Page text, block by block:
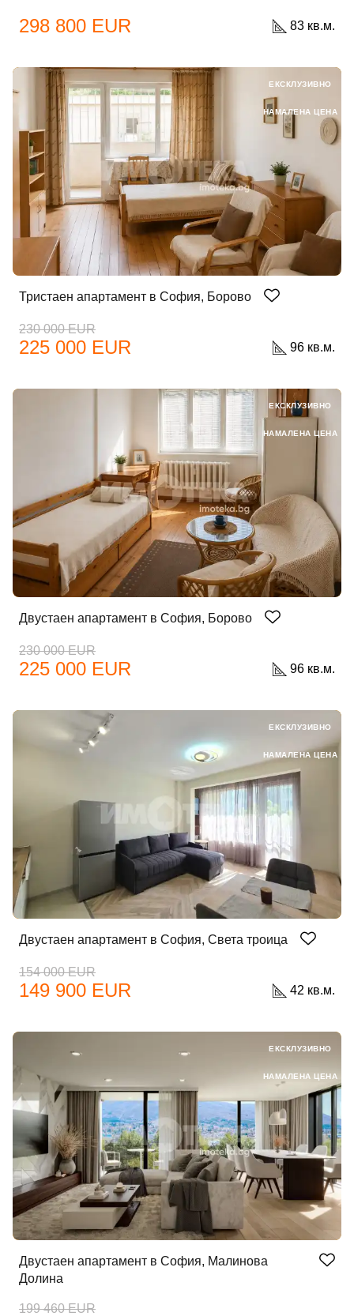
298 800 EUR 83 кв.м.
Тристаен апартамент в София, Борово
230 000 EUR
225 000 EUR 96 кв.м.
ЕКСКЛУЗИВНО
НАМАЛЕНА ЦЕНА
Двустаен апартамент в София, Борово
230 000 EUR
225 000 EUR 96 кв.м.
ЕКСКЛУЗИВНО
НАМАЛЕНА ЦЕНА
Двустаен апартамент в София, Света троица
154 000 EUR
149 900 EUR 42 кв.м.
ЕКСКЛУЗИВНО
НАМАЛЕНА ЦЕНА
Двустаен апартамент в София, Малинова
Долина
199 460 EUR
ЕКСКЛУЗИВНО
НАМАЛЕНА ЦЕНА